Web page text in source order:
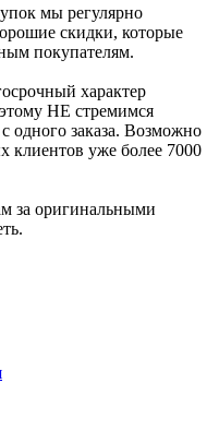
мы регулярно
скидки, которые
покупателям.
характер
НЕ стремимся
одного заказа. Возможно
клиентов уже более 7000
за оригинальными